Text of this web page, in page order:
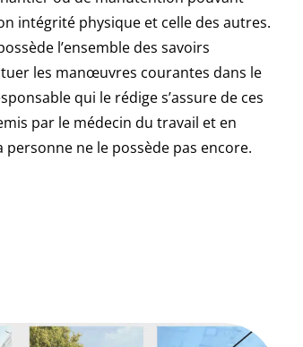
intégrité physique et celle des autres.
l’ensemble des savoirs
les manœuvres courantes dans le
qui le rédige s’assure de ces
par le médecin du travail et en
personne ne le possède pas encore.